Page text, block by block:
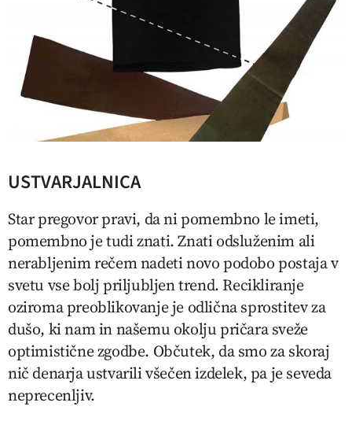
USTVARJALNICA
Star pregovor pravi, da ni pomembno le imeti,
pomembno je tudi znati. Znati odsluženim ali
nerabljenim rečem nadeti novo podobo postaja v
svetu vse bolj priljubljen trend. Recikliranje
oziroma preoblikovanje je odlična sprostitev za
dušo, ki nam in našemu okolju pričara sveže
optimistične zgodbe. Občutek, da smo za skoraj
nič denarja ustvarili všečen izdelek, pa je seveda
neprecenljiv.